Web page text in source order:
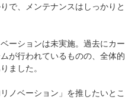
で、メンテナンスはしっかりと
ーションは未実施。過去にカー
が行われているものの、全体的
ました。
ノベーション」を推したいとこ